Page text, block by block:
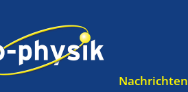
Nachrichten